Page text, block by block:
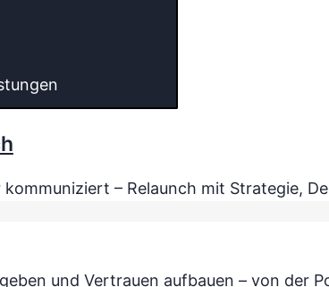
– Relaunch mit Strategie,
und Vertrauen aufbauen – von der